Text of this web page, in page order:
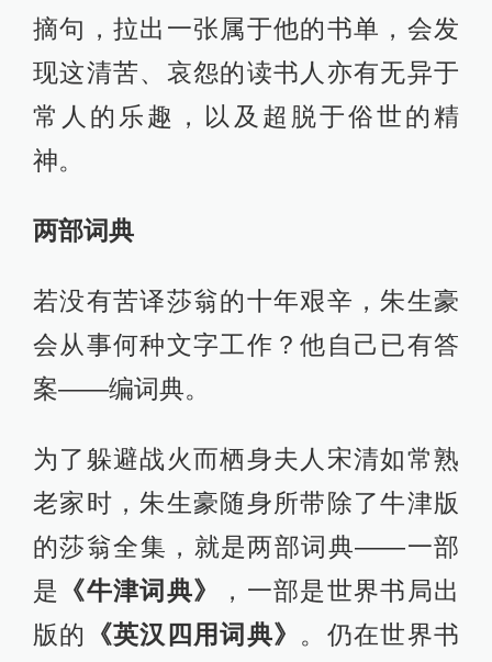
摘句，拉出一张属于他的书单，会发
现这清苦、哀怨的读书人亦有无异于
常人的乐趣，以及超脱于俗世的精
神。
两部词典
若没有苦译莎翁的十年艰辛，朱生豪
会从事何种文字工作？他自己已有答
案——编词典。
为了躲避战火而栖身夫人宋清如常熟
老家时，朱生豪随身所带除了牛津版
的莎翁全集，就是两部词典——一部
是
《牛津词典》
，一部是世界书局出
版的
《英汉四用词典》 。仍在世界书